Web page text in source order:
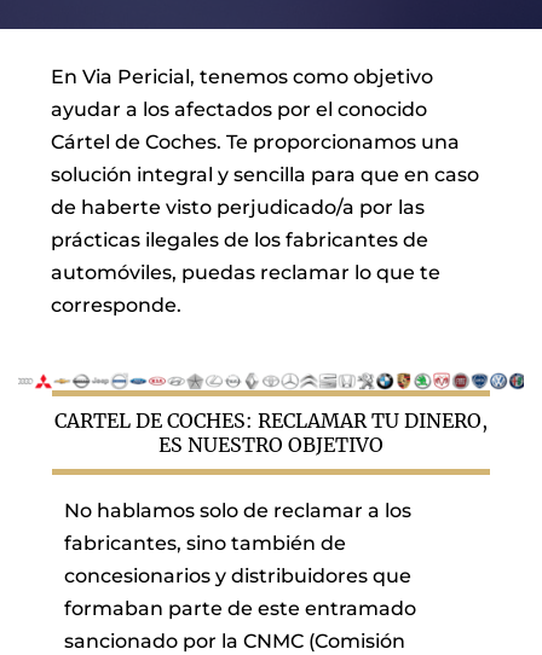
En Via Pericial, tenemos como objetivo
ayudar a los afectados por el conocido
Cártel de Coches. Te proporcionamos una
solución integral y sencilla para que en caso
de haberte visto perjudicado/a por las
prácticas ilegales de los fabricantes de
automóviles, puedas reclamar lo que te
corresponde.
CARTEL DE COCHES: RECLAMAR TU DINERO,
ES NUESTRO OBJETIVO
No hablamos solo de reclamar a los
fabricantes, sino también de
concesionarios y distribuidores que
formaban parte de este entramado
sancionado por la CNMC (Comisión